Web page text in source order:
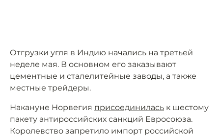
Отгрузки угля в Индию начались на третьей
неделе мая. В основном его заказывают
цементные и сталелитейные заводы, а также
местные трейдеры.
Накануне Норвегия присоединилась к шестому
пакету антироссийских санкций Евросоюза.
Королевство запретило импорт российской